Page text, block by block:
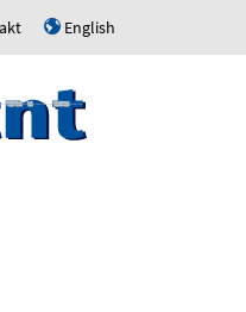
u English